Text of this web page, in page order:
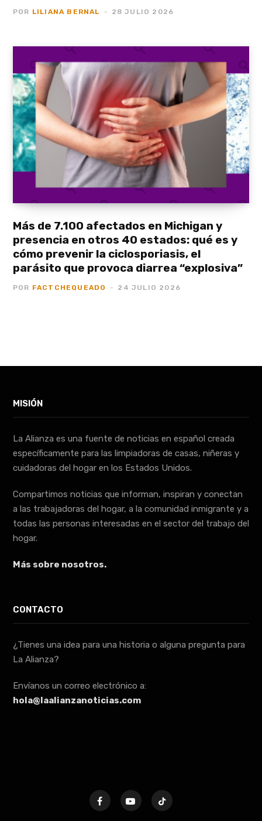
POR LILIANA BERNAL 28 JULIO 2026
Más de 7.100 afectados en Michigan y
presencia en otros 40 estados: qué es y
cómo prevenir la ciclosporiasis, el
parásito que provoca diarrea “explosiva”
POR FACTCHEQUEADO 24 JULIO 2026
MISIÓN
La Alianza es una fuente de noticias en español creada
específicamente para las limpiadoras de casas, niñeras y
cuidadoras del hogar en los Estados Unidos.
Compartimos noticias que informan, inspiran y conectan
a las trabajadoras del hogar, a la comunidad inmigrante y a
todas las personas interesadas en el sector del trabajo del
hogar.
Más sobre nosotros.
CONTACTO
¿Tienes una idea para una historia o alguna pregunta para
La Alianza?
Envíanos un correo electrónico a:
hola@laalianzanoticias.com